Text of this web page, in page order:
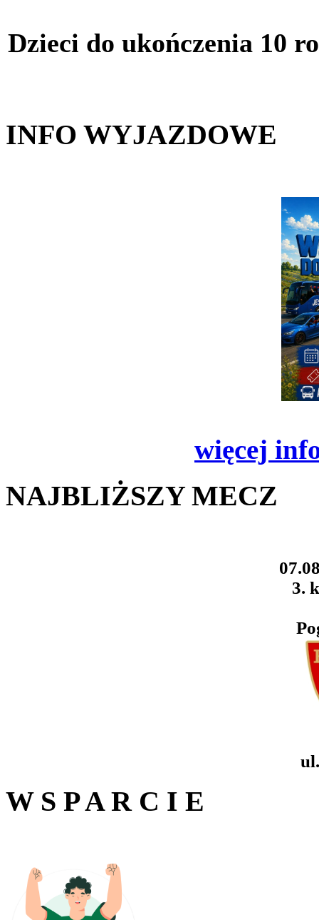
Dzieci do ukończenia 10
INFO WYJAZDOWE
więcej
NAJBLIŻSZY MECZ
3.
W S P A R C I E